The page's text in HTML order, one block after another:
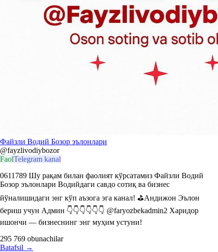
Файзли Водий Бозор эълонлари
@fayzlivodiybozor
FaolTelegram kanal
0611789 Шу рақам билан фаолият кўрсатамиз Файзли Водий
Бозор эълонлари Водийдаги савдо сотиқ ва бизнес
йўналишидаги энг кўп аъзога эга канал! ⛳Андижон Эълон
бериш учун Админ 👇👇👇👇👇👇 @faryozbekadmin2 Харидор
ишончи — бизнеснинг энг муҳим устуни!
295 769 obunachilar
Batafsil →